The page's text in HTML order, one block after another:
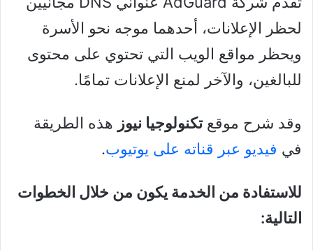
لحظر الإعلانات، أحدهما موجه نحو الأسرة
ويحظر مواقع الويب التي تحتوي على محتوى
للبالغين، والآخر لمنع الإعلانات تمامًا.
وقد شرح موقعتكنولوجيا نيوز هذه الطريقة
في فيديو عبر قناته على يوتيوب.
للاستفادة من الخدمة يكون من خلال الخطوات
التالية: